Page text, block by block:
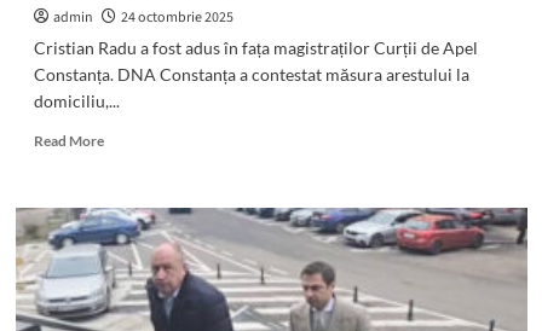
în
admin
24 octombrie 2025
Cristian Radu a fost adus în fața magistraților Curții de Apel
Constanța. DNA Constanța a contestat măsura arestului la
domiciliu,...
Read MoreRead
(VIDEO)
Cristian
Radu
a
părăsit,
în